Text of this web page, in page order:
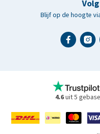
Blijf op de hoogte
4.6uit 5